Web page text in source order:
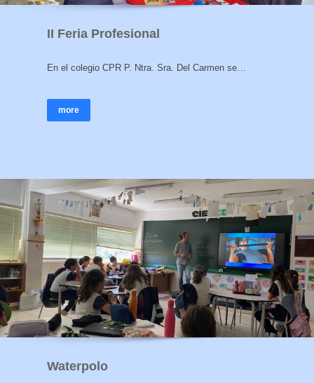
II Feria Profesional
En el colegio CPR P. Ntra. Sra. Del Carmen se…
more
Waterpolo